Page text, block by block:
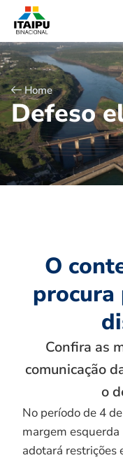
Home
Defeso e
O
procura
Confira as
comunicação
o
No período de 4
margem
adotará restrições